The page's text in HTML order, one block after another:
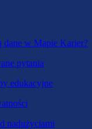
dane w Mapie Karier?
pytania
edukacyjne
nadużyciami